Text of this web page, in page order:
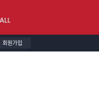
회원가입